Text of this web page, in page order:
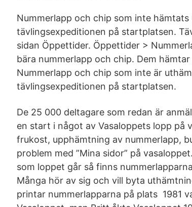
Nummerlapp och chip som inte
tävlingsexpeditionen på startplatsen.
sidan Öppettider. Öppettider >
bära nummerlapp och chip. Dem
Nummerlapp och chip som inte är
tävlingsexpeditionen på startplatsen.
De 25 000 deltagare som redan är
en start i något av Vasaloppets lopp på
frukost, upphämtning av nummerlapp,
problem med ”Mina sidor” på
som loppet går så finns
Många hör av sig och vill byta
printar nummerlapparna på plats 1981